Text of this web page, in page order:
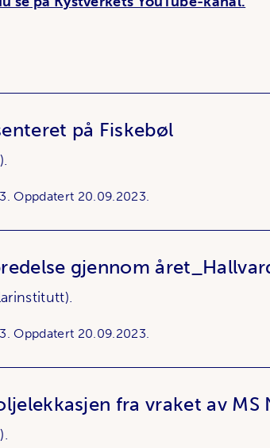
på Fiskebøl
Oppdatert 20.09.2023.
gjennom
Oppdatert 20.09.2023.
fra vraket av MS